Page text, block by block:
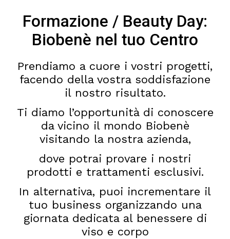
Formazione / Beauty Day:
Biobenè nel tuo Centro
Prendiamo a cuore i vostri progetti,
facendo della vostra soddisfazione
il nostro risultato.
Ti diamo l’opportunità di conoscere
da vicino il mondo Biobenè
visitando la nostra azienda,
dove potrai provare i nostri
prodotti e trattamenti esclusivi.
In alternativa, puoi incrementare il
tuo business organizzando una
giornata dedicata al benessere di
viso e corpo